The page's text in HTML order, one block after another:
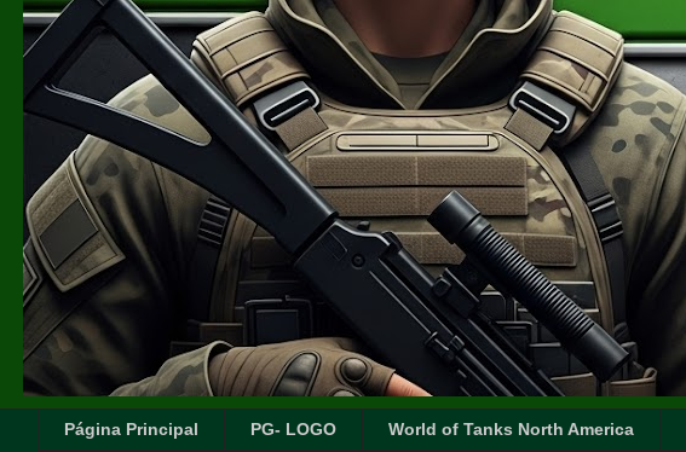
Página Principal PG- LOGO World of Tanks North America